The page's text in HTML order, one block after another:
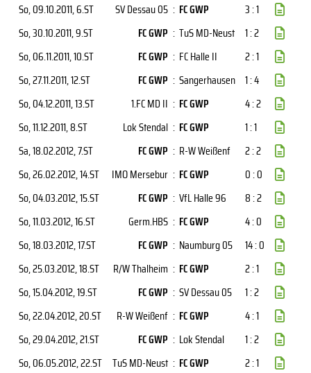
So, 09.10.2011, 6.ST SV Dessau 05 : FC GWP
3 : 1
So, 30.10.2011, 9.ST FC GWP : TuS MD-Neust 1 : 2
So, 06.11.2011, 10.ST FC GWP : FC Halle II
2 : 1
So, 27.11.2011, 12.ST FC GWP : Sangerhausen 1 : 4
So, 04.12.2011, 13.ST 1.FC MD II : FC GWP
4 : 2
So, 11.12.2011, 8.ST Lok Stendal : FC GWP
1 : 1
Sa, 18.02.2012, 7.ST FC GWP : R-W Weißenf
2 : 2
So, 26.02.2012, 14.ST IMO Mersebur : FC GWP
0 : 0
So, 04.03.2012, 15.ST FC GWP : VfL Halle 96
8 : 2
So, 11.03.2012, 16.ST Germ.HBS : FC GWP
4 : 0
So, 18.03.2012, 17.ST FC GWP : Naumburg 05
14 : 0
So, 25.03.2012, 18.ST R/W Thalheim : FC GWP
2 : 1
So, 15.04.2012, 19.ST FC GWP : SV Dessau 05
1 : 2
So, 22.04.2012, 20.ST R-W Weißenf : FC GWP
4 : 1
So, 29.04.2012, 21.ST FC GWP : Lok Stendal
1 : 2
So, 06.05.2012, 22.ST TuS MD-Neust : FC GWP
2 : 1